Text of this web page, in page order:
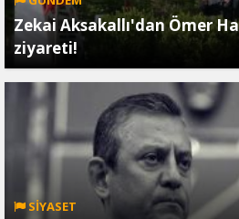
Zekai Aksakallı'dan Ömer
ziyareti!
SİYASET